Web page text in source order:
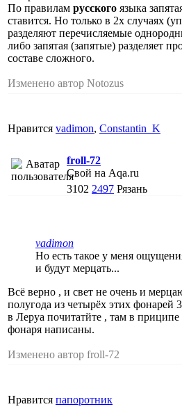
По правилам русского языка
ставится. Но только в 2х случаях
разделяют перечисляемые
либо запятая (запятые) разделяет
составе сложного.
Изменено автор Notozus
Нравится vadimon, Constantin_K
froll-72
Свой на Aqa.ru
3102 2497 Рязань
vadimon
Но есть такое у меня
и будут мерцать...
Всё верно , и свет не очень и
полугода из четырёх этих фонарей
в Леруа почитатйте , там в приципе
фонаря написаны.
Изменено автор froll-72
Нравится папоротник